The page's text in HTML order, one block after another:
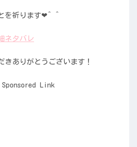
を祈ります❤^ ^
ネタバレ
きありがとうございます！
Sponsored Link